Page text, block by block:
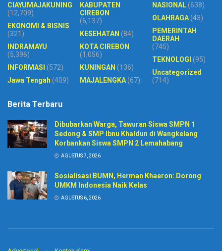
CIAYUMAJAKUNING
(12,709)
EKONOMI & BISNIS
(321)
INDRAMAYU
(5,396)
INFORMASI (572)
Jawa Tengah (409)
KABUPATEN
CIREBON
(6,137)
KESEHATAN (84)
KOTA CIREBON
(1,056)
KUNINGAN (136)
MAJALENGKA(67)
NASIONAL(638)
OLAHRAGA(43)
PEMERINTAH
DAERAH
(745)
TEKNOLOGI (95)
Uncategorized
(714)
Berita Terbaru
Dibubarkan Warga, Tawuran Siswa SMPN 1
Sedong & SMP Ibnu Khaldun di Wangkelang
Korbankan Siswa SMPN 2 Lemahabang
AGUSTUS 7, 2026
Sosialisasi BUMN, Herman Khaeron: Dorong
UMKM Indonesia Naik Kelas
AGUSTUS 6, 2026